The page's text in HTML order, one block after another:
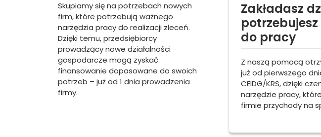
Skupiamy się na potrzebach nowych
firm, które potrzebują ważnego
narzędzia pracy do realizacji zleceń.
Dzięki temu, przedsiębiorcy
prowadzący nowe działalności
gospodarcze mogą zyskać
finansowanie dopasowane do swoich
potrzeb – już od 1 dnia prowadzenia
firmy.
Zakładasz
do pracy
Z naszą pomocą
już od pierwszego
CEIDG/KRS, dzięki
narzędzie pracy,
firmie przychody na